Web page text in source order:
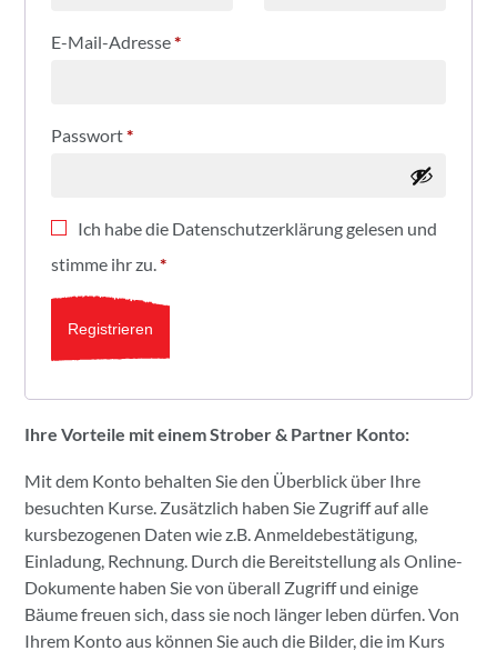
E-Mail-Adresse*
Passwort*
Ich habe die Datenschutzerklärung gelesen und
stimme ihr zu.*
Registrieren
Ihre Vorteile mit einem Strober & Partner Konto:
Mit dem Konto behalten Sie den Überblick über Ihre
besuchten Kurse. Zusätzlich haben Sie Zugriff auf alle
kursbezogenen Daten wie z.B. Anmeldebestätigung,
Einladung, Rechnung. Durch die Bereitstellung als Online-
Dokumente haben Sie von überall Zugriff und einige
Bäume freuen sich, dass sie noch länger leben dürfen. Von
Ihrem Konto aus können Sie auch die Bilder, die im Kurs